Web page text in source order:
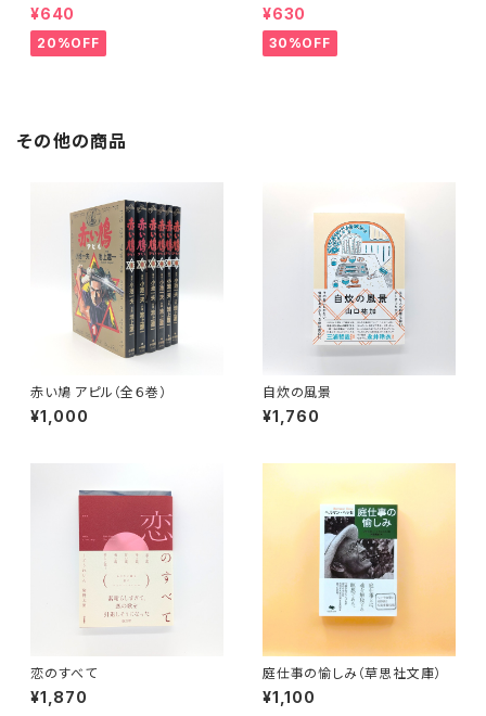
¥640
20%OFF
¥630
30%OFF
その他の商品
赤い鳩 アピル（全６巻）
¥1,000
自炊の風景
¥1,760
恋のすべて
¥1,870
庭仕事の愉しみ（草思社文庫）
¥1,100